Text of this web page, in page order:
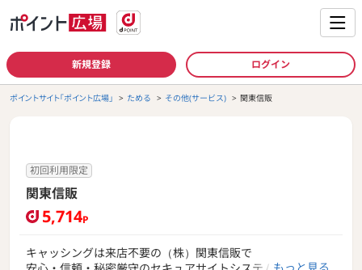
新規登録 ログイン
ポイントサイト「ポイント広場」 ためる その他(サービス) 関東信販
初回利用限定
関東信販
5,714P
キャッシングは来店不要の（株）関東信販で